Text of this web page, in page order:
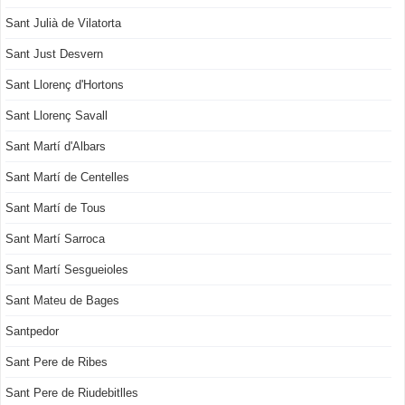
Sant Julià de Vilatorta
Sant Just Desvern
Sant Llorenç d'Hortons
Sant Llorenç Savall
Sant Martí d'Albars
Sant Martí de Centelles
Sant Martí de Tous
Sant Martí Sarroca
Sant Martí Sesgueioles
Sant Mateu de Bages
Santpedor
Sant Pere de Ribes
Sant Pere de Riudebitlles